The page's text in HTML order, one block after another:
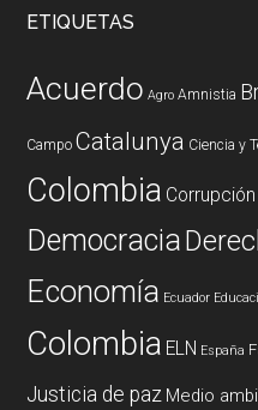
ETIQUETAS
Acuerdo Agro Amnistia
Campo Catalunya Ciencia y
Colombia Corrupción
Democracia
Economía Ecuador
Colombia ELN España
Justicia de paz Medio